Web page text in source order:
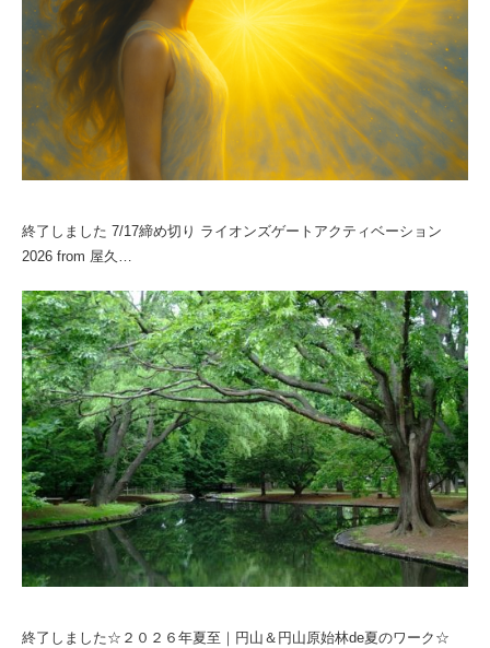
終了しました 7/17締め切り ライオンズゲートアクティベーション
2026 from 屋久…
終了しました☆２０２６年夏至｜円山＆円山原始林de夏のワーク☆